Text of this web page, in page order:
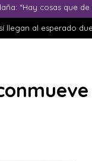
“Hay cosas que
llegan al esperado